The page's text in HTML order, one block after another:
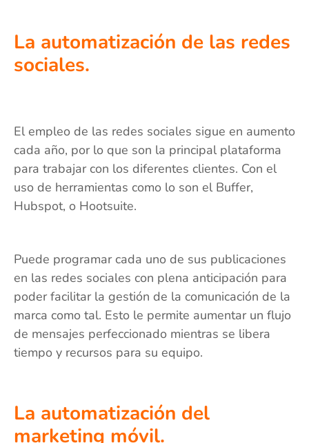
La automatización de las redes
sociales.
El empleo de las redes sociales sigue en aumento
cada año, por lo que son la principal plataforma
para trabajar con los diferentes clientes. Con el
uso de herramientas como lo son el Buffer,
Hubspot, o Hootsuite.
Puede programar cada uno de sus publicaciones
en las redes sociales con plena anticipación para
poder facilitar la gestión de la comunicación de la
marca como tal. Esto le permite aumentar un flujo
de mensajes perfeccionado mientras se libera
tiempo y recursos para su equipo.
La automatización del
marketing móvil.